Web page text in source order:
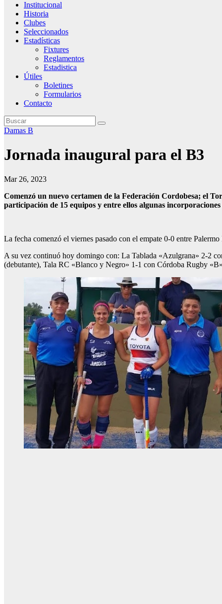
Institucional
Historia
Clubes
Seleccionados
Estadísticas
Fixtures
Reglamentos
Estadistica
Útiles
Boletines
Formularios
Contacto
Damas B
Jornada inaugural para el B3
Mar 26, 2023
Comenzó un nuevo certamen de la Federación Cordobesa; el
participación de 15 equipos y entre ellos algunas incorporaciones
La fecha comenzó el viernes pasado con el empate 0-0 entre
A su vez continuó hoy domingo con: La Tablada «Azulgrana» 2-2
(debutante), Tala RC «Blanco y Negro» 1-1 con Córdoba Rugby